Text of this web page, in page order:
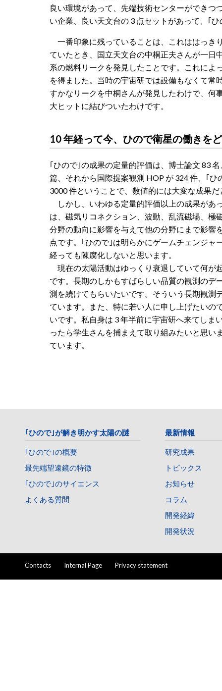
良い環境があって、先端技術センターができ
い企業、良い天文台の 3 点セットがあって、｢
一番印象に残っていることは、これははっき
ていたとき、国立天文台の中桐正夫さんが一日
系の燃料リークを発見したことです。これによ
を得ました。当時の宇宙研では設備もなくて
すかなリークを中桐さんが発見したわけで、何
大ヒットに結びついたわけです。
10 年経って今、ひので衛星の働きを
｢ひので｣の成果の定量的評価は、博士論文 83
篇、それから国際提案観測 HOP が 324 件、｢
3000 件ということで、数値的には大変な成果
しかし、いわゆる定量的評価以上の成果があ
は、磁気リコネクション、波動、乱流磁場、極
分野の動向に影響を与えて他の分野にまで影響
点です。｢ひので｣は明らかにゲームチェンジ
経っても陳腐化しないと思います。
現在の太陽活動はゆっくり衰退していて何が
です。長期のしかもすばらしい品質の観測のデ
測を続けてもらいたいです。そういう長期観測
ています。また、特に若い人に申し上げたいの
いです。私自身は 3 年半前に宇宙研へ来てし
ったら学生さんを捕まえて取り組みたいと思い
ています。
｢ひので｣が解き明かす太陽の謎
｢ひので｣の概要
最先端望遠鏡の特徴
｢ひので｣のサイエンス
よくある質問
最新情報
研究成果
トピックス
お知らせ
コラム
開発経緯
開発状況
Contacts Internal Page Privacy statement